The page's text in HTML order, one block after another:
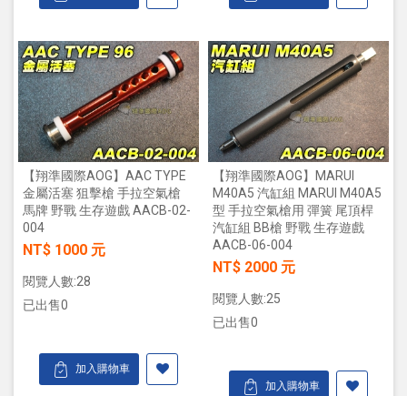
【翔準國際AOG】AAC TYPE
金屬活塞 狙擊槍 手拉空氣槍
馬牌 野戰 生存遊戲 AACB-02-
004
NT$ 1000 元
閱覽人數:28
已出售0
加入購物車
【翔準國際AOG】MARUI
M40A5 汽缸組 MARUI M40A5
型 手拉空氣槍用 彈簧 尾頂桿
汽缸組 BB槍 野戰 生存遊戲
AACB-06-004
NT$ 2000 元
閱覽人數:25
已出售0
加入購物車